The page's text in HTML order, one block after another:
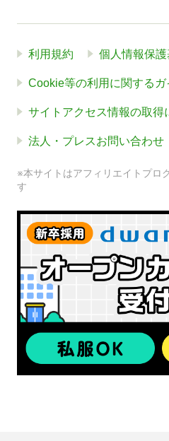
利用規約 個人情報保
Cookie等の利用に関するガ
サイトアクセス情報の取得
法人・プレスお問い合わせ
※本サイトはアフィリエイトプロ
す